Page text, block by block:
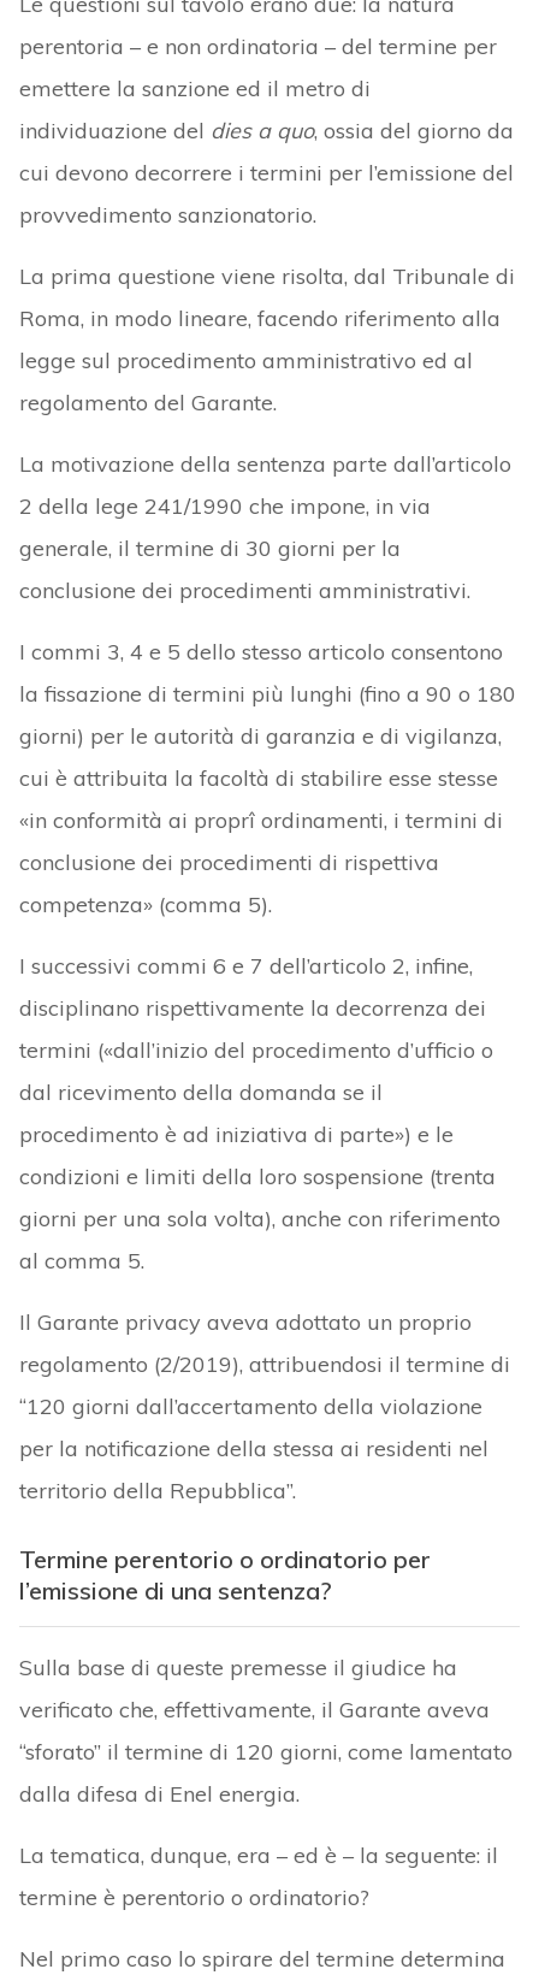
perentoria – e non ordinatoria – del termine per
emettere la sanzione ed il metro di
individuazione del dies a quo, ossia del giorno da
cui devono decorrere i termini per l’emissione del
provvedimento sanzionatorio.
La prima questione viene risolta, dal Tribunale di
Roma, in modo lineare, facendo riferimento alla
legge sul procedimento amministrativo ed al
regolamento del Garante.
La motivazione della sentenza parte dall’articolo
2 della lege 241/1990 che impone, in via
generale, il termine di 30 giorni per la
conclusione dei procedimenti amministrativi.
I commi 3, 4 e 5 dello stesso articolo consentono
la fissazione di termini più lunghi (fino a 90 o 180
giorni) per le autorità di garanzia e di vigilanza,
cui è attribuita la facoltà di stabilire esse stesse
«in conformità ai proprî ordinamenti, i termini di
conclusione dei procedimenti di rispettiva
competenza» (comma 5).
I successivi commi 6 e 7 dell’articolo 2, infine,
disciplinano rispettivamente la decorrenza dei
termini («dall’inizio del procedimento d’ufficio o
dal ricevimento della domanda se il
procedimento è ad iniziativa di parte») e le
condizioni e limiti della loro sospensione (trenta
giorni per una sola volta), anche con riferimento
al comma 5.
Il Garante privacy aveva adottato un proprio
regolamento (2/2019), attribuendosi il termine di
“120 giorni dall’accertamento della violazione
per la notificazione della stessa ai residenti nel
territorio della Repubblica”.
Termine perentorio o ordinatorio per
l’emissione di una sentenza?
Sulla base di queste premesse il giudice ha
verificato che, effettivamente, il Garante aveva
“sforato” il termine di 120 giorni, come lamentato
dalla difesa di Enel energia.
La tematica, dunque, era – ed è – la seguente: il
termine è perentorio o ordinatorio?
Nel primo caso lo spirare del termine determina